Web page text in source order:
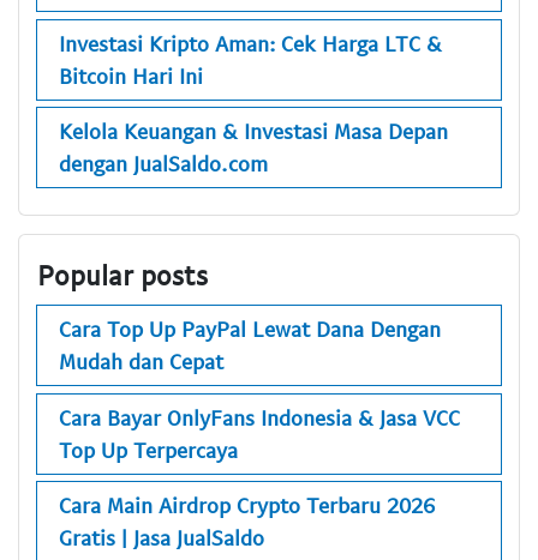
Investasi Kripto Aman: Cek Harga LTC &
Bitcoin Hari Ini
Kelola Keuangan & Investasi Masa Depan
dengan JualSaldo.com
Popular posts
Cara Top Up PayPal Lewat Dana Dengan
Mudah dan Cepat
Cara Bayar OnlyFans Indonesia & Jasa VCC
Top Up Terpercaya
Cara Main Airdrop Crypto Terbaru 2026
Gratis | Jasa JualSaldo